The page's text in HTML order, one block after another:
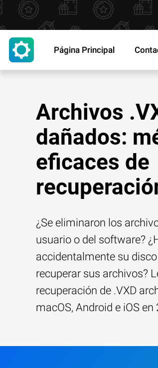
Página Principal
Archivos
dañados:
eficaces de
¿Se eliminaron los
usuario o del software?
accidentalmente su
recuperar sus archivos?
recuperación de .VXD
macOS, Android e iOS en